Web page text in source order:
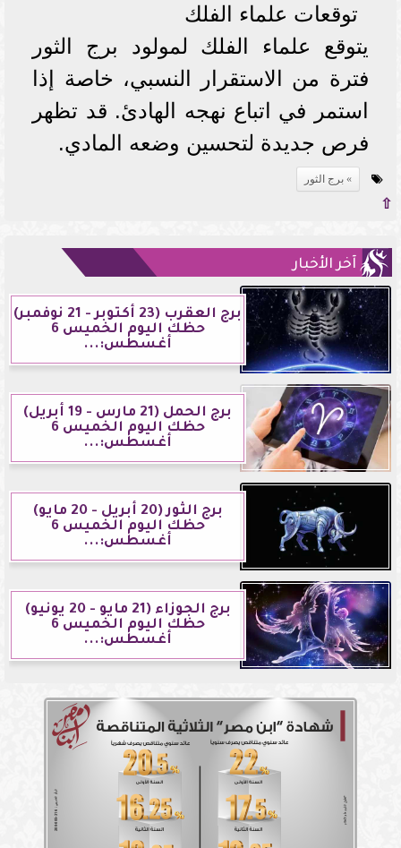
توقعات علماء الفلك
يتوقع علماء الفلك لمولود برج الثور
فترة من الاستقرار النسبي، خاصة إذا
استمر في اتباع نهجه الهادئ. قد تظهر
فرص جديدة لتحسين وضعه المادي.
برج الثور
⇧
آخر الأخبار
برج العقرب (23 أكتوبر - 21 نوفمبر)
حظك اليوم الخميس 6
أغسطس:...
برج الحمل (21 مارس - 19 أبريل)
حظك اليوم الخميس 6
أغسطس:...
برج الثور (20 أبريل - 20 مايو)
حظك اليوم الخميس 6
أغسطس:...
برج الجوزاء (21 مايو - 20 يونيو)
حظك اليوم الخميس 6
أغسطس:...